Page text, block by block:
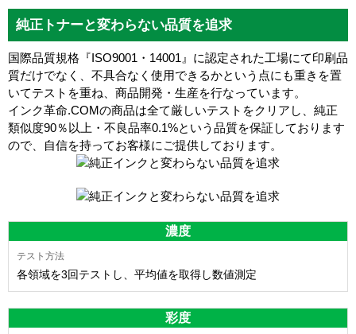
純正トナーと変わらない品質を追求
国際品質規格『ISO9001・14001』に認定された工場にて印刷品
質だけでなく、不具合なく使用できるかという点にも重きを置
いてテストを重ね、商品開発・生産を行なっています。
インク革命.COMの商品は全て厳しいテストをクリアし、 純正
類似度90％以上・不良品率0.1%という品質を保証しております
ので、自信を持ってお客様にご提供しております。
濃度
各領域を3回テストし、平均値を取得し数値測定
彩度